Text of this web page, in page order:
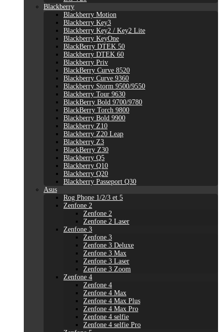
Blackberry
Blackberry Motion
Blackberry Key3
Blackberry Key2 / Key2 Lite
Blackberry KeyOne
BlackBerry DTEK 50
Blackberry DTEK 60
Blackberry Priv
BlackBerry Curve 8520
Blackberry Curve 9360
Blackberry Storm 9500/9550
Blackberry Tour 9630
BlackBerry Bold 9700/9780
BlackBerry Torch 9800
Blackberry Bold 9900
Blackberry Z10
Blackberry Z20 Leap
Blackberry Z3
BlackBerry Z30
Blackberry Q5
Blackberry Q10
Blackberry Q20
Blackberry Passeport Q30
Asus
Rog Phone 1/2/3 et 5
Zenfone 2
Zenfone 2
Zenfone 2 Laser
Zenfone 3
Zenfone 3
Zenfone 3 Deluxe
Zenfone 3 Max
Zenfone 3 Laser
Zenfone 3 Zoom
Zenfone 4
Zenfone 4
Zenfone 4 Max
Zenfone 4 Max Plus
Zenfone 4 Max Pro
Zenfone 4 selfie
Zenfone 4 selfie Pro